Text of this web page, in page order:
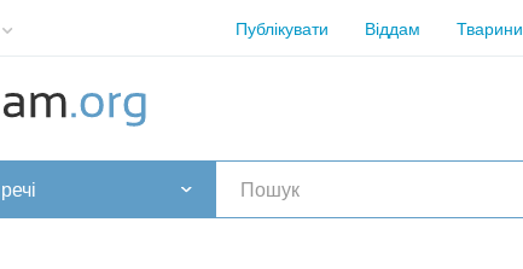
Публікувати Віддам Тварини